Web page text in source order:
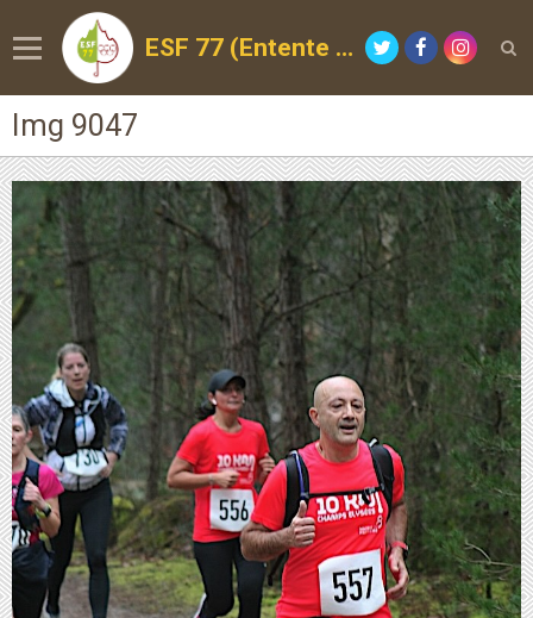
ESF 77 (Entente Sportive de la Forêt)
Img 9047